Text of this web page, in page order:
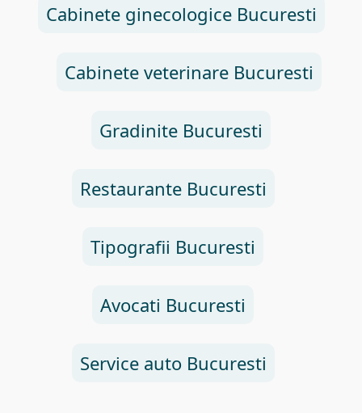
Cabinete ginecologice Bucuresti
Cabinete veterinare Bucuresti
Gradinite Bucuresti
Restaurante Bucuresti
Tipografii Bucuresti
Avocati Bucuresti
Service auto Bucuresti